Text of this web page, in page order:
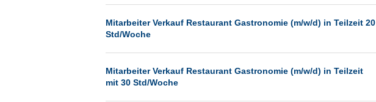
Göppingen
Göttingen
Günthersdorf
Mitarbeiter Verkauf Restaurant Gastronomie (m/w/d) in Teilzeit 20
Std/Woche
Mitarbeiter Verkauf Restaurant Gastronomie (m/w/d) in Teilzeit
mit 30 Std/Woche